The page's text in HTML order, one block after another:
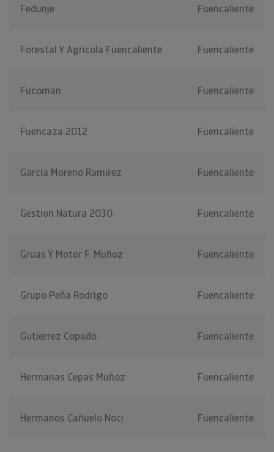
Fedunje Fuencaliente
Forestal Y Agricola Fuencaliente Fuencaliente
Fucoman Fuencaliente
Fuencaza 2012 Fuencaliente
Garcia Moreno Ramirez Fuencaliente
Gestion Natura 2030 Fuencaliente
Gruas Y Motor F. Muñoz Fuencaliente
Grupo Peña Rodrigo Fuencaliente
Gutierrez Copado Fuencaliente
Hermanas Cepas Muñoz Fuencaliente
Hermanos Cañuelo Noci Fuencaliente